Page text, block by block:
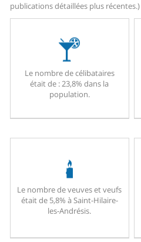
publications détaillées plus récentes.)
Le nombre de célibataires
était de : 23,8% dans la
population.
Le nombre de veuves et veufs
était de 5,8% à Saint-Hilaire-
les-Andrésis.